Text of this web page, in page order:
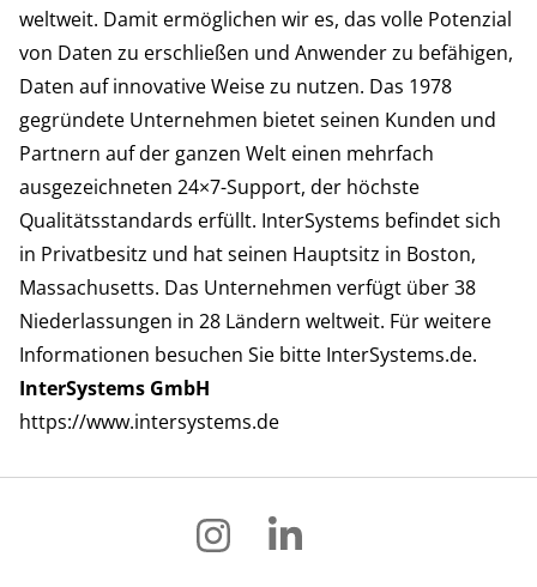
weltweit. Damit ermöglichen wir es, das volle Potenzial
von Daten zu erschließen und Anwender zu befähigen,
Daten auf innovative Weise zu nutzen. Das 1978
gegründete Unternehmen bietet seinen Kunden und
Partnern auf der ganzen Welt einen mehrfach
ausgezeichneten 24×7-Support, der höchste
Qualitätsstandards erfüllt. InterSystems befindet sich
in Privatbesitz und hat seinen Hauptsitz in Boston,
Massachusetts. Das Unternehmen verfügt über 38
Niederlassungen in 28 Ländern weltweit. Für weitere
Informationen besuchen Sie bitte InterSystems.de.
InterSystems GmbH
https://www.intersystems.de